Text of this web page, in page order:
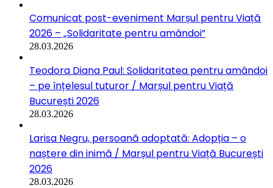
Comunicat post-eveniment Marșul pentru Viață
2026 – „Solidaritate pentru amândoi”
28.03.2026
Teodora Diana Paul: Solidaritatea pentru amândoi
– pe înțelesul tuturor / Marșul pentru Viață
București 2026
28.03.2026
Larisa Negru, persoană adoptată: Adopția – o
naștere din inimă / Marșul pentru Viață București
2026
28.03.2026